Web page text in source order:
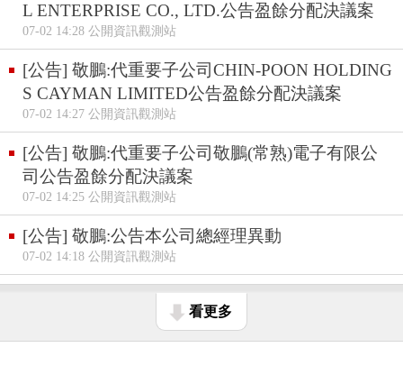
L ENTERPRISE CO., LTD.公告盈餘分配決議案
07-02 14:28 公開資訊觀測站
[公告] 敬鵬:代重要子公司CHIN-POON HOLDING
S CAYMAN LIMITED公告盈餘分配決議案
07-02 14:27 公開資訊觀測站
[公告] 敬鵬:代重要子公司敬鵬(常熟)電子有限公
司公告盈餘分配決議案
07-02 14:25 公開資訊觀測站
[公告] 敬鵬:公告本公司總經理異動
07-02 14:18 公開資訊觀測站
看更多